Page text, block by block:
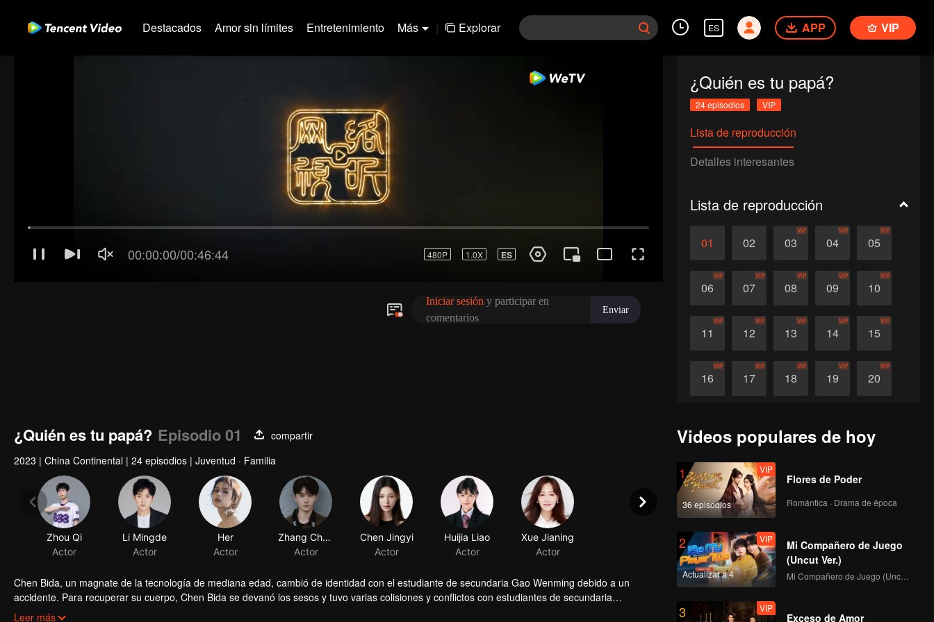
Destacados Amor sin límites Entretenimiento Más | Explorar ES APP VIP
¿Quién es tu papá?
24 episodios VIP
Lista de reproducción
Detalles interesantes
Lista de reproducción
01 02 03
VIP
04
VIP
05
VIP
06
VIP
07
VIP
08
VIP
09
VIP
10
VIP
11
VIP
12
VIP
13
VIP
14
VIP
15
VIP
16
VIP
17
VIP
18
VIP
19
VIP
20
VIP
¿Quién es tu papá? Episodio 01
compartir
2023 | China Continental | 24 episodios | Juventud · Familia
Zhou Qi
Actor
Chen Bida, un magnate de la tecnología de mediana edad, cambió de identidad con el estudiante de secundaria Gao Wenming debido a un
accidente. Para recuperar su cuerpo, Chen Bida se devanó los sesos y tuvo varias colisiones y conflictos con estudiantes de secundaria
representados por su hijo Jiang Yu.
Inspirado por Chen Bida, Jiang Yu reavivó su sueño; inspirado por el corazón inocente de Jiang Yu, Chen Bida recuperó su aspiración original y
Leer más
Videos populares de hoy
1
36 episodios
VIP
Flores de Poder
Romántica · Drama de época
2
Actualizar a 4
VIP
Mi Compañero de Juego
(Uncut Ver.)
Mi Compañero de Juego (Uncut Ver.)
3 VIP
Exceso de Amor